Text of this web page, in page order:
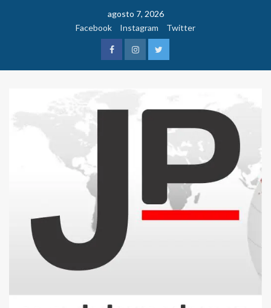
agosto 7, 2026
Facebook
Instagram Twitter
FacebookInstagramTwitter